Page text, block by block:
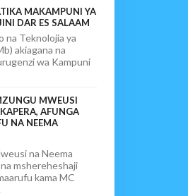
MAKAMPUNI YA
DAR ES SALAAM
na Teknolojia ya
akiagana na
wa Kampuni
MWEUSI
AFUNGA
NA NEEMA
na Neema
mshereheshaji
kama MC